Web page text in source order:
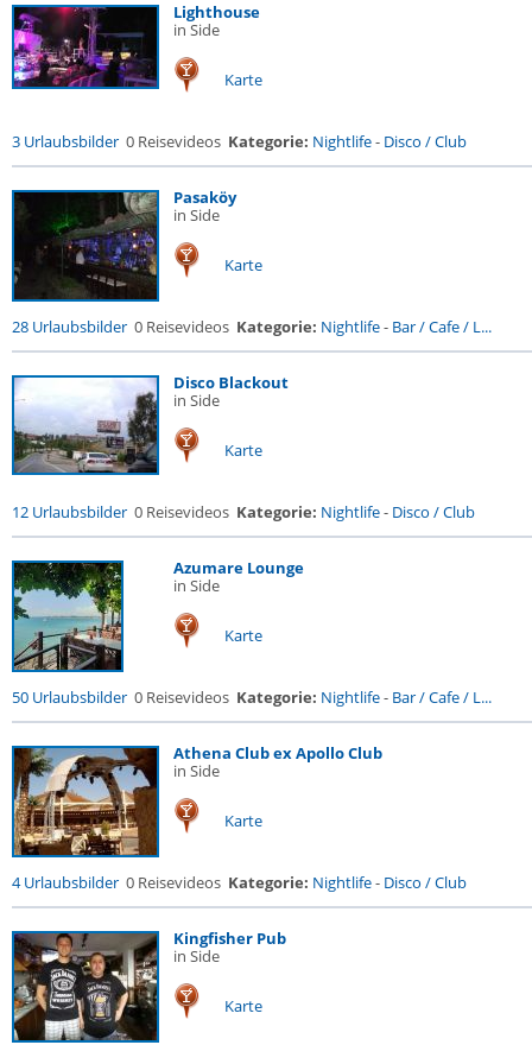
Lighthouse
in Side
Karte
3 Urlaubsbilder 0 Reisevideos Kategorie: Nightlife- Disco / Club
Pasaköy
in Side
Karte
28 Urlaubsbilder 0 Reisevideos Kategorie: Nightlife- Bar / Cafe / L...
Disco Blackout
in Side
Karte
12 Urlaubsbilder 0 Reisevideos Kategorie: Nightlife- Disco / Club
Azumare Lounge
in Side
Karte
50 Urlaubsbilder 0 Reisevideos Kategorie: Nightlife- Bar / Cafe / L...
Athena Club ex Apollo Club
in Side
Karte
4 Urlaubsbilder 0 Reisevideos Kategorie: Nightlife- Disco / Club
Kingfisher Pub
in Side
Karte